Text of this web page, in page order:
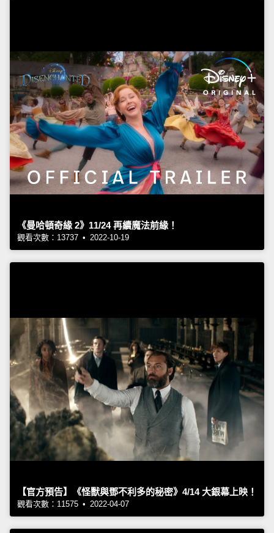
《曼哈頓奇緣 2》11/24 再續魔法前緣！
觀看次數：13737 • 2022-10-19
【官方預告】《怪獸與鄧不利多的秘密》4/14 大銀幕上映！
觀看次數：11575 • 2022-04-07